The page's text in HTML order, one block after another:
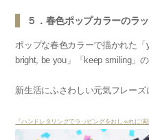
５．春色ポップカラーのラ
ポップな春色カラーで描かれた
bright, be you」「keep smiling」
新生活にふさわしい元気フレー
『ハンドレタリングでラッピングをおしゃれに演